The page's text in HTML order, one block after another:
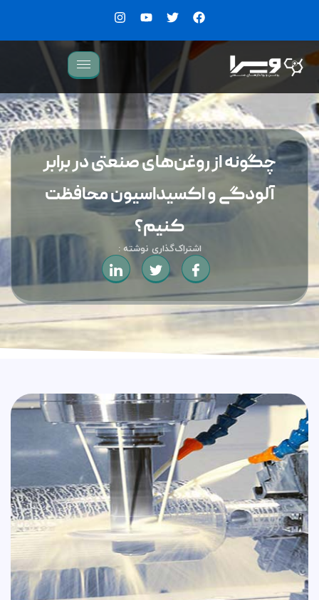
چگونه از روغن‌های صنعتی در برابر
آلودگی و اکسیداسیون محافظت
کنیم؟
اشتراک‌گذاری نوشته :